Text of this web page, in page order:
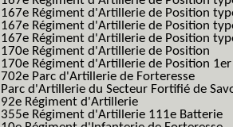
167e Régiment d'Artillerie de Position
167e Régiment d'Artillerie de Position
167e Régiment d'Artillerie de Position
170e Régiment d'Artillerie de Position
170e Régiment d'Artillerie de Position
702e Parc d'Artillerie de Forteresse
Parc d'Artillerie du Secteur Fortifié de
92e Régiment d'Artillerie
355e Régiment d'Artillerie 111e Batterie